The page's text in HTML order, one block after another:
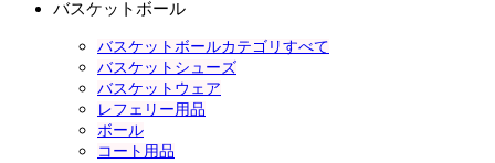
バスケットボール
バスケットボールカテゴリすべて
バスケットシューズ
バスケットウェア
レフェリー用品
ボール
コート用品